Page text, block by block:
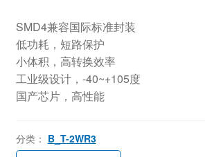
SMD4兼容国际标准封装
低功耗，短路保护
小体积，高转换效率
工业级设计，-40~+105度
国产芯片，高性能
分类： B_T-2WR3